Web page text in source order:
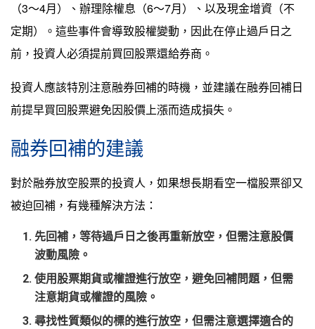
（3～4月）、辦理除權息（6～7月）、以及現金增資（不
定期）。這些事件會導致股權變動，因此在停止過戶日之
前，投資人必須提前買回股票還給券商。
投資人應該特別注意融券回補的時機，並建議在融券回補日
前提早買回股票避免因股價上漲而造成損失。
融券回補的建議
對於融券放空股票的投資人，如果想長期看空一檔股票卻又
被迫回補，有幾種解決方法：
先回補，等待過戶日之後再重新放空，但需注意股價
波動風險。
使用股票期貨或權證進行放空，避免回補問題，但需
注意期貨或權證的風險。
尋找性質類似的標的進行放空，但需注意選擇適合的